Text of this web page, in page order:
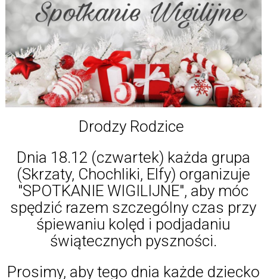
Drodzy Rodzice
Dnia 18.12 (czwartek) każda grupa
(Skrzaty, Chochliki, Elfy) organizuje
"SPOTKANIE WIGILIJNE", aby móc
spędzić razem szczególny czas przy
śpiewaniu kolęd i podjadaniu
świątecznych pyszności.
Prosimy, aby tego dnia każde dziecko